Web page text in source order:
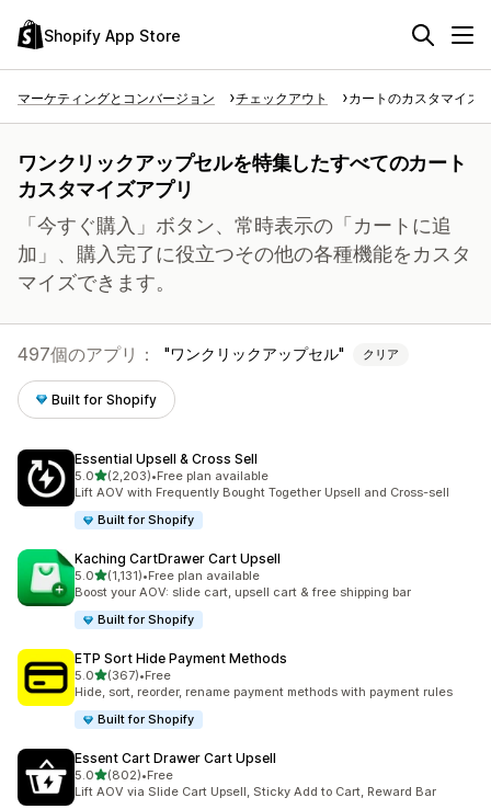
Shopify App Store
マーケティングとコンバージョン チェックアウト カートのカスタマイズ
ワンクリックアップセルを特集したすべてのカート
カスタマイズアプリ
「今すぐ購入」ボタン、常時表示の「カートに追
加」、購入完了に役立つその他の各種機能をカスタ
マイズできます。
497個のアプリ： ワンクリックアップセル クリア
Built for Shopify
Essential Upsell & Cross Sell
5.05つ星中
(2,203)
合計レビュー数：2203件
•Free plan available
Lift AOV with Frequently Bought Together Upsell and Cross-sell
Built for Shopify
Kaching CartDrawer Cart Upsell
5.05つ星中
(1,131)
合計レビュー数：1131件
•Free plan available
Boost your AOV: slide cart, upsell cart & free shipping bar
Built for Shopify
ETP Sort Hide Payment Methods
5.05つ星中
(367)
合計レビュー数：367件
•Free
Hide, sort, reorder, rename payment methods with payment rules
Built for Shopify
Essent Cart Drawer Cart Upsell
5.05つ星中
(802)
合計レビュー数：802件
•Free
Lift AOV via Slide Cart Upsell, Sticky Add to Cart, Reward Bar